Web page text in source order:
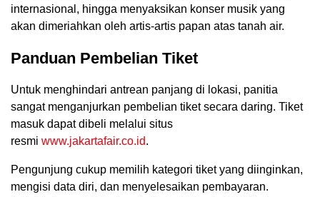
internasional, hingga menyaksikan konser musik yang
akan dimeriahkan oleh artis-artis papan atas tanah air.
Panduan Pembelian Tiket
Untuk menghindari antrean panjang di lokasi, panitia
sangat menganjurkan pembelian tiket secara daring. Tiket
masuk dapat dibeli melalui situs
resmi www.jakartafair.co.id.
Pengunjung cukup memilih kategori tiket yang diinginkan,
mengisi data diri, dan menyelesaikan pembayaran.